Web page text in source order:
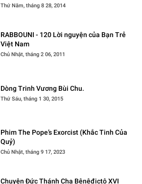
Thứ Năm, tháng 8 28, 2014
RABBOUNI - 120 Lời nguyện của Bạn Trẻ
Việt Nam
Chủ Nhật, tháng 2 06, 2011
Dòng Trinh Vương Bùi Chu.
Thứ Sáu, tháng 1 30, 2015
Phim The Pope’s Exorcist (Khắc Tinh Của
Quỷ)
Chủ Nhật, tháng 9 17, 2023
Chuyện Đức Thánh Cha Bênêđictô XVI